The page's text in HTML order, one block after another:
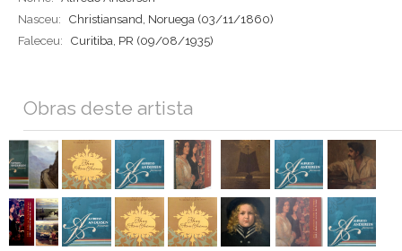
Nasceu:
Christiansand, Noruega (03/11/1860)
Faleceu:
Curitiba, PR (09/08/1935)
Obras deste artista